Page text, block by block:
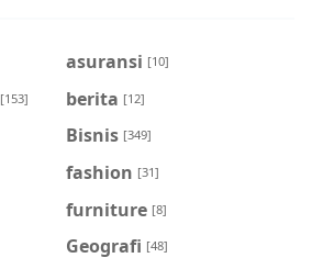
asuransi [10]
[153] berita [12]
Bisnis [349]
fashion [31]
furniture [8]
Geografi [48]